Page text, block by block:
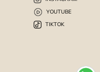
YOUTUBE
TIKTOK